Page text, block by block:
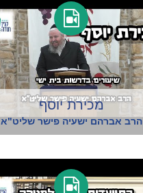
מכירת יוסף
הרב אברהם ישעיה פישר שליט"א